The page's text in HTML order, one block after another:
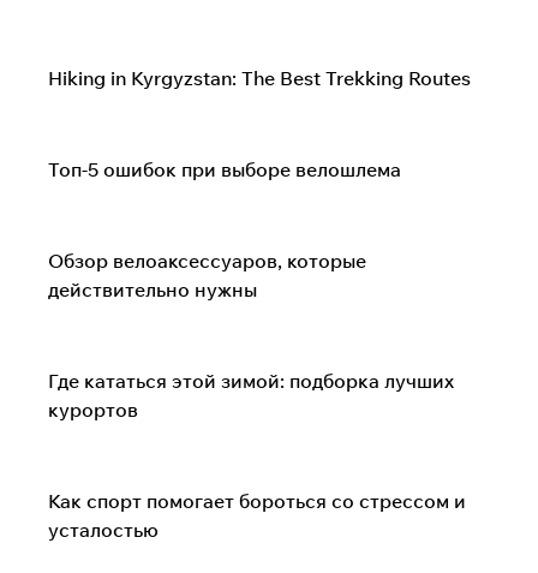
Туризм и походы
Hiking in Kyrgyzstan: The Best Trekking Routes
Велоспорт
Топ-5 ошибок при выборе велошлема
Велоспорт
Обзор велоаксессуаров, которые
действительно нужны
Сноуборд и горные лыжи
Где кататься этой зимой: подборка лучших
курортов
Жизнь в движении
Как спорт помогает бороться со стрессом и
усталостью